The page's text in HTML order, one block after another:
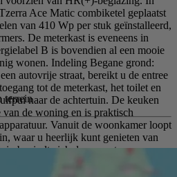
Ace Matic combiketel geplaatst
van 410 Wp per stuk geïnstalleerd,
De meterkast is eveneens in
B is bovendien al een mooie
wonen. Indeling Begane grond:
autovrije straat, bereikt u de entree
tot de meterkast, het toilet en
naar de achtertuin. De keuken
de woning en is praktisch
Vanuit de woonkamer loopt
waar u heerlijk kunt genieten van
bevindt zich de carport en
terrein